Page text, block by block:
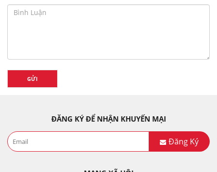
GỬI
ĐĂNG KÝ ĐỂ NHẬN KHUYẾN MẠI
Đăng Ký